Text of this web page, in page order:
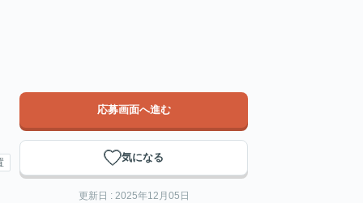
応募画面へ進む
気になる
更新日 : 2025年12月05日